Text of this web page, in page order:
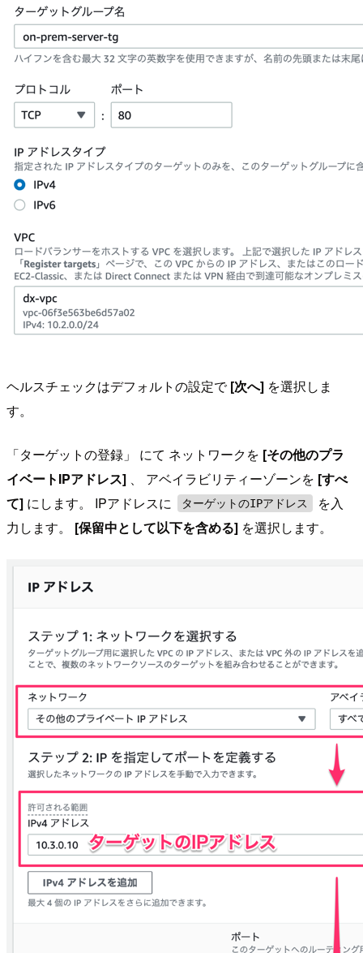
ヘルスチェックはデフォルトの設定で[次へ] を選択しま
す。
「ターゲットの登録」 にて ネットワークを [その他のプラ
イベートIPアドレス] 、 アベイラビリティーゾーンを [すべ
て] にします。 IPアドレスに ターゲットのIPアドレス
を入
力します。 [保留中として以下を含める] を選択します。